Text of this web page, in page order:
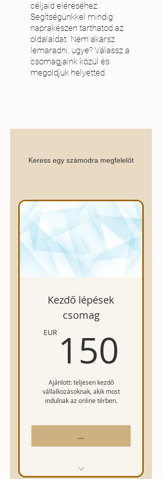
céljaid eléréséhez.
Segítségünkkel mindig
naprakészen tarthatod az
oldalaidat. Nem akarsz
lemaradni, ugye? Válassz a
csomagjaink közül és
megoldjuk helyetted.
Keress egy számodra megfelelőt
Kezdő lépések
csomag
EUR 150
Ajánlott: teljesen kezdő
vállalkozásoknak, akik most
indulnak az online térben.
...